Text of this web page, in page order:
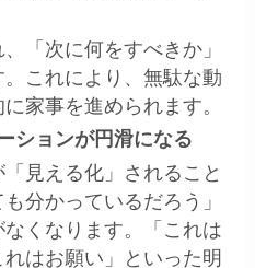
「次に何をすべきか」
これにより、無駄な動
家事を進められます。
ションが円滑になる
見える化」されること
分かっているだろう」
くなります。「これは
はお願い」といった明